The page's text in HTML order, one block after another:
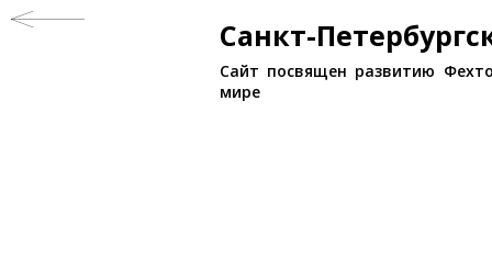
Санкт-
Сайт посвящен развитию
мире